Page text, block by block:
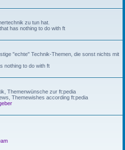
zu tun hat.
has nothing to do with ft
"echte" Technik-Themen, die sonst nichts mit
nothing to do with ft
Themenwünsche zur ft:pedia
Themewishes according ft:pedia